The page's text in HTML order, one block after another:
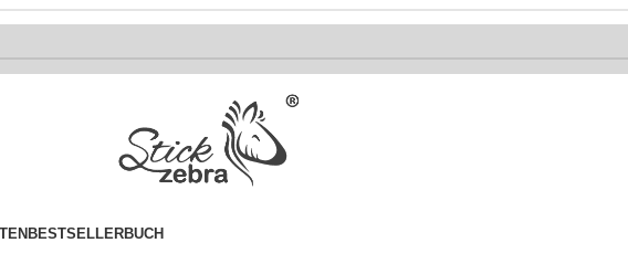
BESTSELLERBUCH